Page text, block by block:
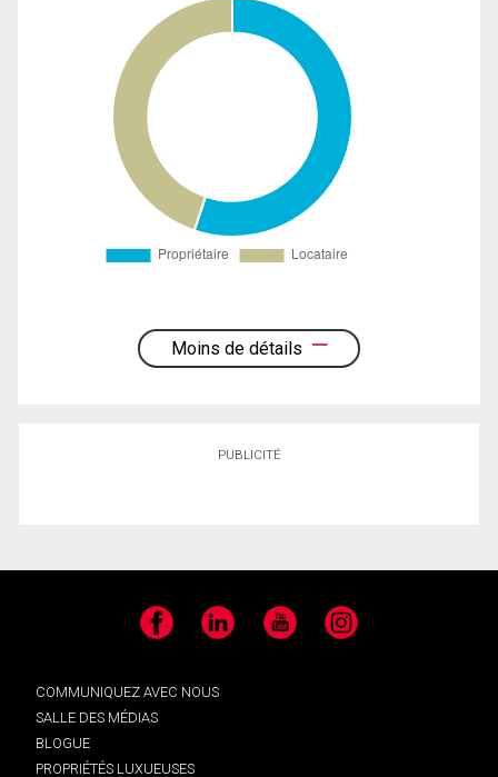
Moins de détails
PUBLICITÉ
Facebook LinkedIn YouTube Instagram
COMMUNIQUEZ AVEC NOUS
SALLE DES MÉDIAS
BLOGUE
PROPRIÉTÉS LUXUEUSES